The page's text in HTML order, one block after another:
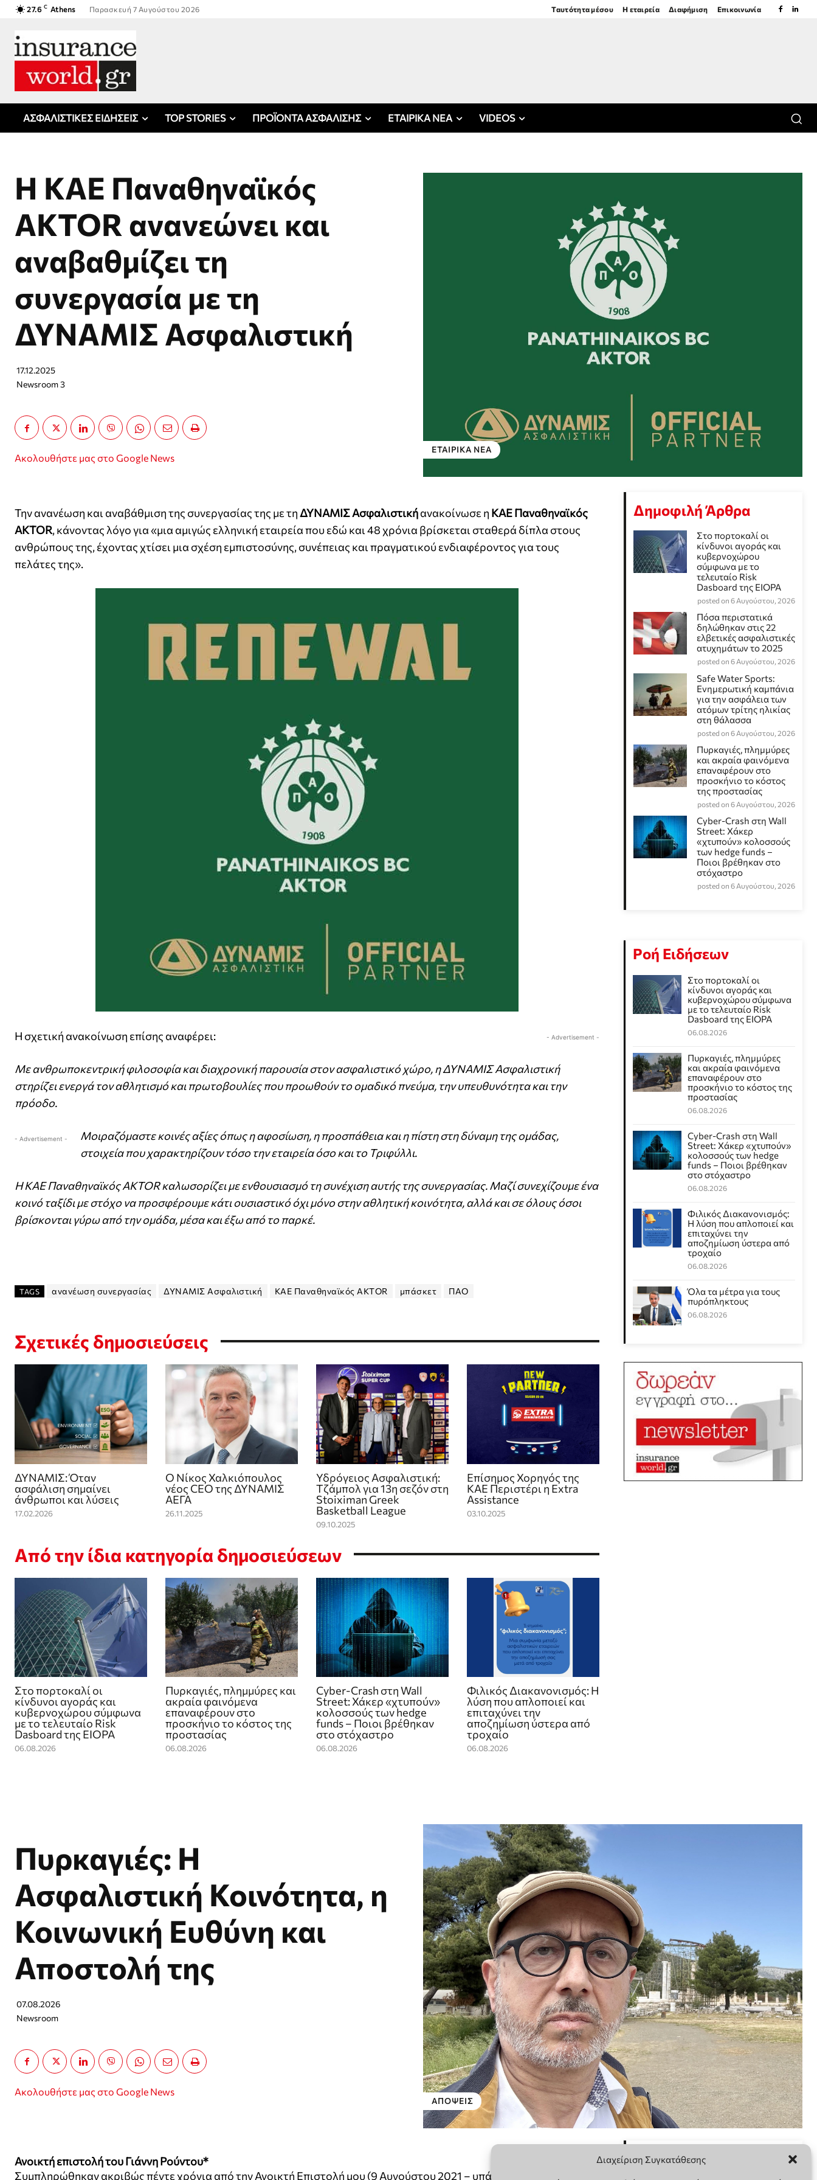
Διαχείριση Συγκατάθεσης
27.6 C Athens Παρασκευή 7 Αυγούστου 2026 Ταυτότητα μέσου Η εταιρεία Διαφήμιση Επικοινωνία
ΑΣΦΑΛΙΣΤΙΚΕΣ ΕΙΔΗΣΕΙΣ TOP STORIES ΠΡΟΪΟΝΤΑ ΑΣΦΑΛΙΣΗΣ ΕΤΑΙΡΙΚΑ ΝΕΑ VIDEOS
Η ΚΑΕ Παναθηναϊκός
AKTOR ανανεώνει και
αναβαθμίζει τη
συνεργασία με τη
ΔΥΝΑΜΙΣ Ασφαλιστική
17.12.2025
Newsroom 3
Ακολουθήστε μας στο Google News
ΕΤΑΙΡΙΚΑ ΝΕΑ
Την ανανέωση και αναβάθμιση της συνεργασίας της με τη ΔΥΝΑΜΙΣ Ασφαλιστικήανακοίνωσε η ΚΑΕ Παναθηναϊκός
AKTOR, κάνοντας λόγο για «μια αμιγώς ελληνική εταιρεία που εδώ και 48 χρόνια βρίσκεται σταθερά δίπλα στους
ανθρώπους της, έχοντας χτίσει μια σχέση εμπιστοσύνης, συνέπειας και πραγματικού ενδιαφέροντος για τους
πελάτες της».
- Advertisement -
Η σχετική ανακοίνωση επίσης αναφέρει:
Με ανθρωποκεντρική φιλοσοφία και διαχρονική παρουσία στον ασφαλιστικό χώρο, η ΔΥΝΑΜΙΣ Ασφαλιστική
στηρίζει ενεργά τον αθλητισμό και πρωτοβουλίες που προωθούν το ομαδικό πνεύμα, την υπευθυνότητα και την
πρόοδο.
- Advertisement -
Μοιραζόμαστε κοινές αξίες όπως η αφοσίωση, η προσπάθεια και η πίστη στη δύναμη της ομάδας,
στοιχεία που χαρακτηρίζουν τόσο την εταιρεία όσο και το Τριφύλλι.
Η ΚΑΕ Παναθηναϊκός AKTOR καλωσορίζει με ενθουσιασμό τη συνέχιση αυτής της συνεργασίας. Μαζί συνεχίζουμε ένα
κοινό ταξίδι με στόχο να προσφέρουμε κάτι ουσιαστικό όχι μόνο στην αθλητική κοινότητα, αλλά και σε όλους όσοι
βρίσκονται γύρω από την ομάδα, μέσα και έξω από το παρκέ.
TAGS ανανέωση συνεργασίας ΔΥΝΑΜΙΣ Ασφαλιστική ΚΑΕ Παναθηναϊκός AKTOR μπάσκετ ΠΑΟ
Σχετικές δημοσιεύσεις
ΔΥΝΑΜΙΣ: Όταν
ασφάλιση σημαίνει
άνθρωποι και λύσεις
17.02.2026
Ο Νίκος Χαλκιόπουλος
νέος CEO της ΔΥΝΑΜΙΣ
ΑΕΓΑ
26.11.2025
Υδρόγειος Ασφαλιστική:
Τζάμπολ για 13η σεζόν στη
Stoiximan Greek
Basketball League
09.10.2025
Επίσημος Χορηγός της
ΚΑΕ Περιστέρι η Extra
Assistance
03.10.2025
Από την ίδια κατηγορία δημοσιεύσεων
Στο πορτοκαλί οι
κίνδυνοι αγοράς και
κυβερνοχώρου σύμφωνα
με το τελευταίο Risk
Dasboard της EIOPA
06.08.2026
Πυρκαγιές, πλημμύρες και
ακραία φαινόμενα
επαναφέρουν στο
προσκήνιο το κόστος της
προστασίας
06.08.2026
Cyber-Crash στη Wall
Street: Χάκερ «χτυπούν»
κολοσσούς των hedge
funds – Ποιοι βρέθηκαν
στο στόχαστρο
06.08.2026
Φιλικός Διακανονισμός: Η
λύση που απλοποιεί και
επιταχύνει την
αποζημίωση ύστερα από
τροχαίο
06.08.2026
Δημοφιλή Άρθρα
Στο πορτοκαλί οι
κίνδυνοι αγοράς και
κυβερνοχώρου
σύμφωνα με το
τελευταίο Risk
Dasboard της EIOPA
posted on 6 Αυγούστου, 2026
Πόσα περιστατικά
δηλώθηκαν στις 22
ελβετικές ασφαλιστικές
ατυχημάτων το 2025
posted on 6 Αυγούστου, 2026
Safe Water Sports:
Eνημερωτική καμπάνια
για την ασφάλεια των
ατόμων τρίτης ηλικίας
στη θάλασσα
posted on 6 Αυγούστου, 2026
Πυρκαγιές, πλημμύρες
και ακραία φαινόμενα
επαναφέρουν στο
προσκήνιο το κόστος
της προστασίας
posted on 6 Αυγούστου, 2026
Cyber-Crash στη Wall
Street: Χάκερ
«χτυπούν» κολοσσούς
των hedge funds –
Ποιοι βρέθηκαν στο
στόχαστρο
posted on 6 Αυγούστου, 2026
Ροή Ειδήσεων
Στο πορτοκαλί οι
κίνδυνοι αγοράς και
κυβερνοχώρου σύμφωνα
με το τελευταίο Risk
Dasboard της EIOPA
06.08.2026
Πυρκαγιές, πλημμύρες
και ακραία φαινόμενα
επαναφέρουν στο
προσκήνιο το κόστος της
προστασίας
06.08.2026
Cyber-Crash στη Wall
Street: Χάκερ «χτυπούν»
κολοσσούς των hedge
funds – Ποιοι βρέθηκαν
στο στόχαστρο
06.08.2026
Φιλικός Διακανονισμός:
Η λύση που απλοποιεί και
επιταχύνει την
αποζημίωση ύστερα από
τροχαίο
06.08.2026
Όλα τα μέτρα για τους
πυρόπληκτους
06.08.2026